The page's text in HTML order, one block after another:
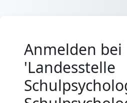
Anmelden bei
'Landesstelle